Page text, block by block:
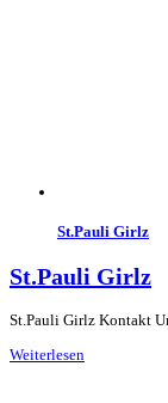
St.Pauli Girlz
St.Pauli Girlz
St.Pauli Girlz Kontakt
Weiterlesen